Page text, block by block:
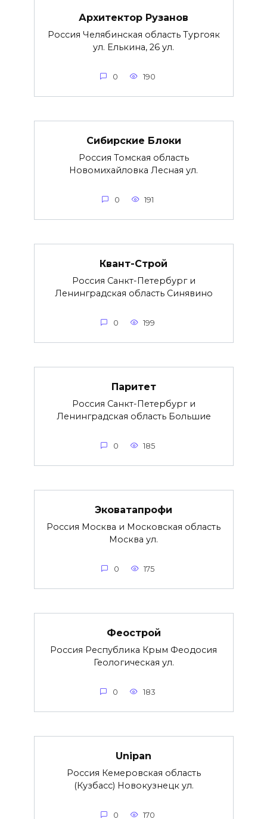
Архитектор Рузанов
Россия Челябинская область Тургояк
ул. Елькина, 26 ул.
0 190
Сибирские Блоки
Россия Томская область
Новомихайловка Лесная ул.
0 191
Квант-Строй
Россия Санкт-Петербург и
Ленинградская область Синявино
0 199
Паритет
Россия Санкт-Петербург и
Ленинградская область Большие
0 185
Эковатапрофи
Россия Москва и Московская область
Москва ул.
0 175
Феострой
Россия Республика Крым Феодосия
Геологическая ул.
0 183
Unipan
Россия Кемеровская область
(Кузбасс) Новокузнецк ул.
0 170